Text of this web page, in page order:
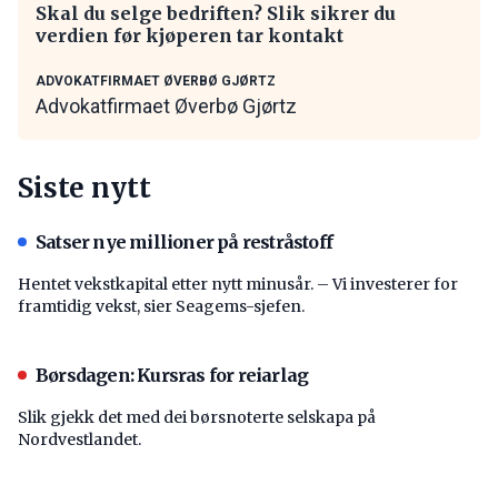
Skal du selge bedriften? Slik sikrer du
verdien før kjøperen tar kontakt
ADVOKATFIRMAET ØVERBØ GJØRTZ
Advokatfirmaet Øverbø Gjørtz
Siste nytt
Satser nye millioner på restråstoff
Hentet vekstkapital etter nytt minusår. – Vi investerer for
framtidig vekst, sier Seagems-sjefen.
Børsdagen: Kursras for reiarlag
Slik gjekk det med dei børsnoterte selskapa på
Nordvestlandet.